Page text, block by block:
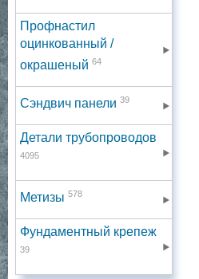
Профнастил
оцинкованный /
окрашеный 64
Сэндвич панели 39
Детали трубопроводов
4095
Метизы 578
Фундаментный крепеж
39